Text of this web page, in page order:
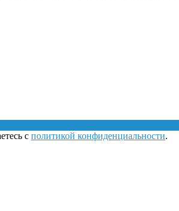
с политикой конфиденциальности.